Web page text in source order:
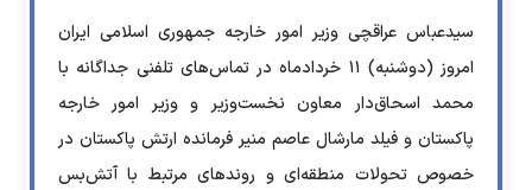
سیدعباس عراقچی وزیر امور خارجه جمهوری اسلامی ایران
امروز (دوشنبه) ۱۱ خردادماه در تماس‌های تلفنی جداگانه با
محمد اسحاق‌دار معاون نخست‌وزیر و وزیر امور خارجه
پاکستان و فیلد مارشال عاصم منیر فرمانده ارتش پاکستان در
خصوص تحولات منطقه‌ای و روندهای مرتبط با آتش‌بس